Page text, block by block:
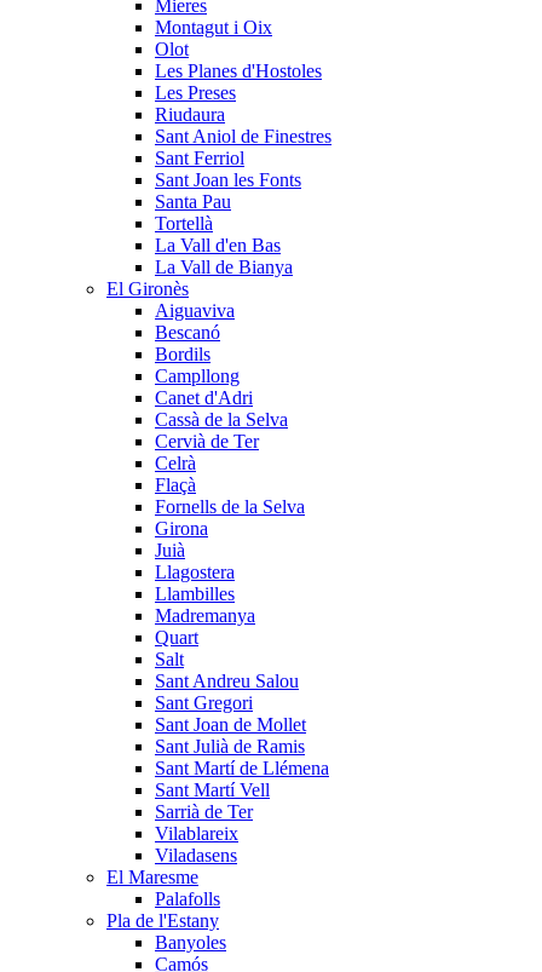
Mieres
Montagut i Oix
Olot
Les Planes d'Hostoles
Les Preses
Riudaura
Sant Aniol de Finestres
Sant Ferriol
Sant Joan les Fonts
Santa Pau
Tortellà
La Vall d'en Bas
La Vall de Bianya
El Gironès
Aiguaviva
Bescanó
Bordils
Campllong
Canet d'Adri
Cassà de la Selva
Cervià de Ter
Celrà
Flaçà
Fornells de la Selva
Girona
Juià
Llagostera
Llambilles
Madremanya
Quart
Salt
Sant Andreu Salou
Sant Gregori
Sant Joan de Mollet
Sant Julià de Ramis
Sant Martí de Llémena
Sant Martí Vell
Sarrià de Ter
Vilablareix
Viladasens
El Maresme
Palafolls
Pla de l'Estany
Banyoles
Camós